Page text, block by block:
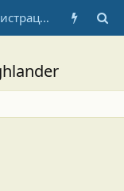
Регистрация